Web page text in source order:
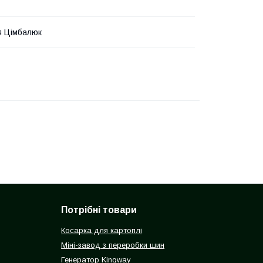
Цімбалюк
Потрібні товари
Косарка для картоплі
Міні-завод з переробки шин
Генератор Kingway